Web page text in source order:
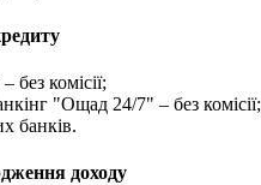
без комісії;
"Ощад 24/7" – без комісії;
банків.
доходу